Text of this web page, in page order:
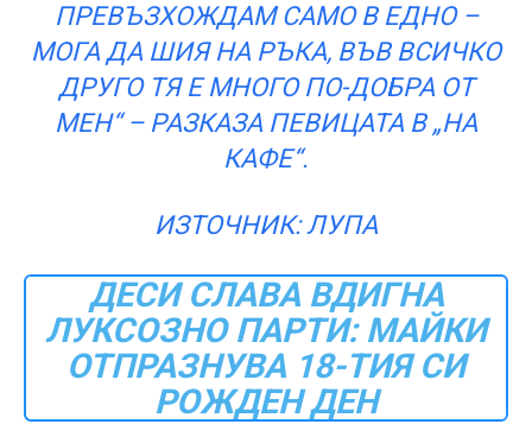
ПРЕВЪЗХОЖДАМ САМО В ЕДНО –
МОГА ДА ШИЯ НА РЪКА, ВЪВ ВСИЧКО
ДРУГО ТЯ Е МНОГО ПО-ДОБРА ОТ
МЕН“ – РАЗКАЗА ПЕВИЦАТА В „НА
КАФЕ“.
ИЗТОЧНИК: ЛУПА
ДЕСИ СЛАВА ВДИГНА
ЛУКСОЗНО ПАРТИ: МАЙКИ
ОТПРАЗНУВА 18-ТИЯ СИ
РОЖДЕН ДЕН